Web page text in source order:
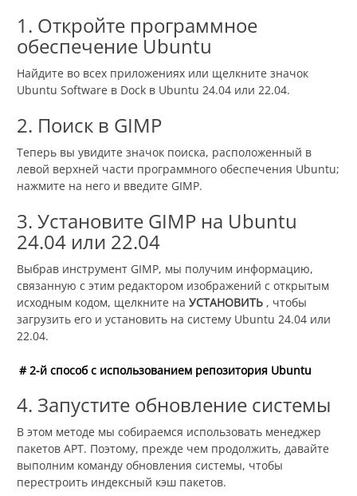
1. Откройте программное
обеспечение Ubuntu
Найдите во всех приложениях или щелкните значок
Ubuntu Software в Dock в Ubuntu 24.04 или 22.04.
2. Поиск в GIMP
Теперь вы увидите значок поиска, расположенный в
левой верхней части программного обеспечения Ubuntu;
нажмите на него и введите GIMP.
3. Установите GIMP на Ubuntu
24.04 или 22.04
Выбрав инструмент GIMP, мы получим информацию,
связанную с этим редактором изображений с открытым
исходным кодом, щелкните на УСТАНОВИТЬ , чтобы
загрузить его и установить на систему Ubuntu 24.04 или
22.04.
# 2-й способ с использованием репозитория Ubuntu
4. Запустите обновление системы
В этом методе мы собираемся использовать менеджер
пакетов APT. Поэтому, прежде чем продолжить, давайте
выполним команду обновления системы, чтобы
перестроить индексный кэш пакетов.